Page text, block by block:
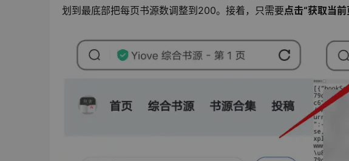
划到最底部把每页书源数调整到200。接着，只需要点击“获取当